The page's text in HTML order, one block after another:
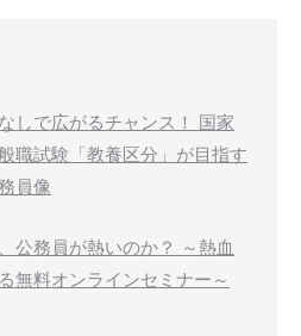
しで広がるチャンス！ 国家
職試験「教養区分」が目指す
員像
公務員が熱いのか？ ～熱血
無料オンラインセミナー～